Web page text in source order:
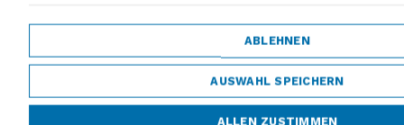
Wir sind innovationsorientiert.
Wir investieren viel in Forschung und Entwicklung. Wir leben
stetige Innovation und haben Freude daran.
ABLEHNEN
AUSWAHL SPEICHERN
ALLEN ZUSTIMMEN